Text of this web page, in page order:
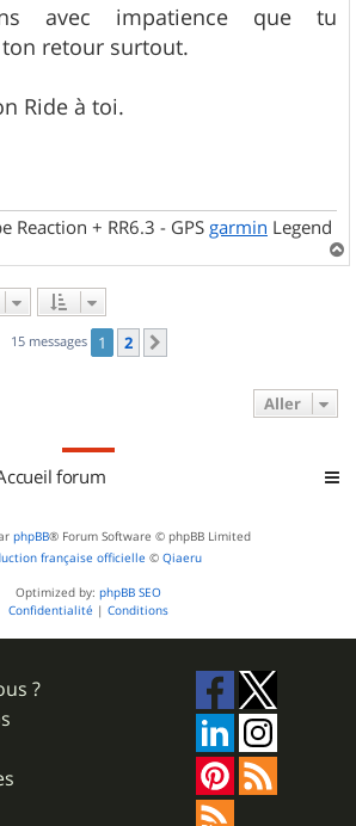
avec impatience que tu
retour surtout.
Ride à toi.
Reaction + RR6.3 - GPS garmin Legend
a
15 messages 1 2
Aller
forum
phpBB® Forum Software © phpBB Limited
française officielle © Qiaeru
Optimized by: phpBB SEO
Confidentialité | Conditions
?